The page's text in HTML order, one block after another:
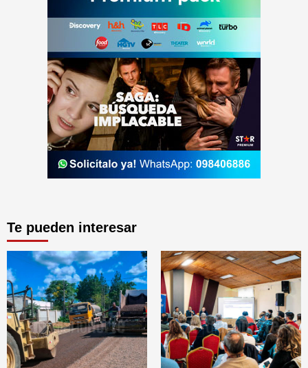
Te pueden interesar